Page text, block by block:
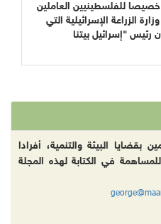
للفلسطينيين العاملين
الزراعة الإسرائيلية التي
بقضايا البيئة والتنمية، أفرادا
في الكتابة لهذه المجلة